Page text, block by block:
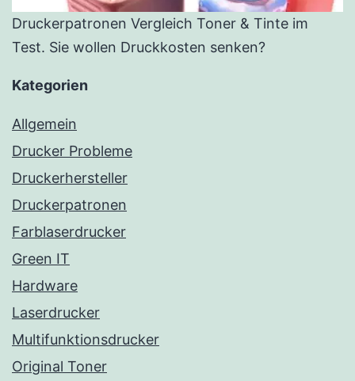
Druckerpatronen Vergleich Toner & Tinte im
Test. Sie wollen Druckkosten senken?
Kategorien
Allgemein
Drucker Probleme
Druckerhersteller
Druckerpatronen
Farblaserdrucker
Green IT
Hardware
Laserdrucker
Multifunktionsdrucker
Original Toner